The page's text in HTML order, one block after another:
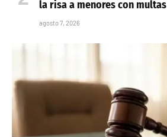
la risa a menores con multas
agosto 7, 2026